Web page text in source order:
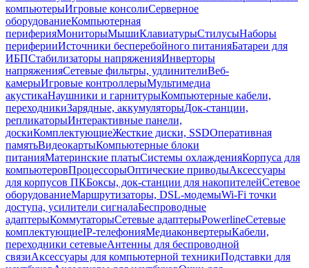
компьютерыИгровые консолиСерверное
оборудованиеКомпьютерная
периферияМониторыМышиКлавиатурыСтилусыНаборы
периферииИсточники бесперебойного питанияБатареи для
ИБПСтабилизаторы напряженияИнверторы
напряженияСетевые фильтры, удлинителиВеб-
камерыИгровые контроллерыМультимедиа
акустикаНаушники и гарнитурыКомпьютерные кабели,
переходникиЗарядные, аккумуляторыДок-станции,
репликаторыИнтерактивные панели,
доскиКомплектующиеЖесткие диски, SSDОперативная
памятьВидеокартыКомпьютерные блоки
питанияМатеринские платыСистемы охлажденияКорпуса для
компьютеровПроцессорыОптические приводыАксессуары
для корпусов ПКБоксы, док-станции для накопителейСетевое
оборудованиеМаршрутизаторы, DSL-модемыWi-Fi точки
доступа, усилители сигналаБеспроводные
адаптерыКоммутаторыСетевые адаптерыPowerlineСетевые
комплектующиеIP-телефонияМедиаконвертерыКабели,
переходники сетевыеАнтенны для беспроводной
связиАксессуары для компьютерной техникиПодставки для